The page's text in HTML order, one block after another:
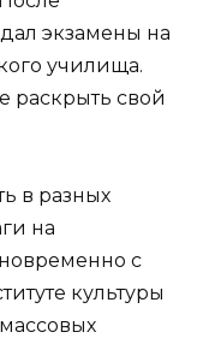
экзамены на
училища.
раскрыть свой
в разных
на
с
культуры